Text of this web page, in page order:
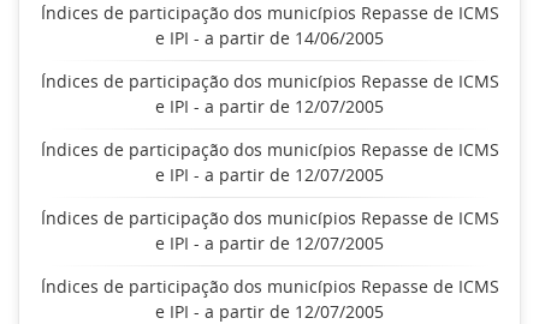
Índices de participação dos municípios Repasse de ICMS
e IPI - a partir de 14/06/2005
Índices de participação dos municípios Repasse de ICMS
e IPI - a partir de 12/07/2005
Índices de participação dos municípios Repasse de ICMS
e IPI - a partir de 12/07/2005
Índices de participação dos municípios Repasse de ICMS
e IPI - a partir de 12/07/2005
Índices de participação dos municípios Repasse de ICMS
e IPI - a partir de 12/07/2005